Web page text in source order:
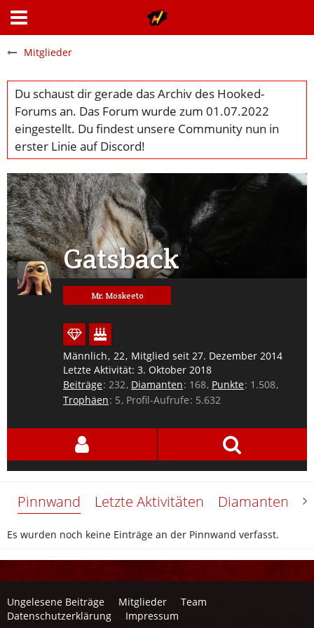
Mitglieder
Gatsback
Mr. Moskeeto
Männlich 22 Mitglied seit 27. Dezember 2014
Letzte Aktivität: 3. Oktober 2018
Beiträge 232 Diamanten 168 Punkte 1.508
Trophäen 5 Profil-Aufrufe 5.632
Pinnwand Letzte Aktivitäten Diamanten
Es wurden noch keine Einträge an der Pinnwand verfasst.
Ungelesene Beiträge Mitglieder
Team
Datenschutzerklärung
Impressum